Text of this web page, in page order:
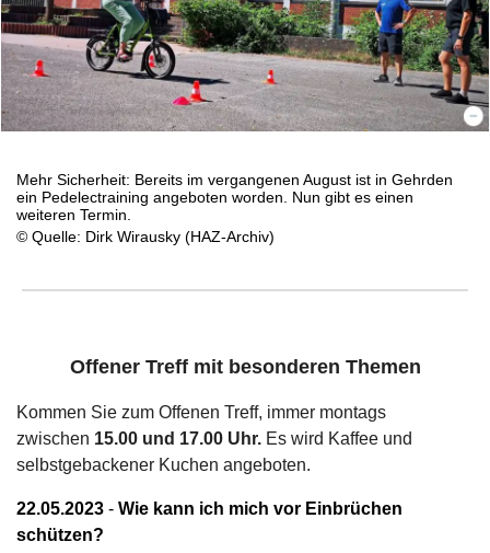
Mehr Sicherheit: Bereits im vergangenen August ist in Gehrden
ein Pedelectraining angeboten worden. Nun gibt es einen
weiteren Termin.
© Quelle: Dirk Wirausky (HAZ-Archiv)
Offener Treff mit besonderen Themen
Kommen Sie zum Offenen Treff, immer montags
zwischen 15.00 und 17.00 Uhr. Es wird Kaffee und
selbstgebackener Kuchen angeboten.
22.05.2023 - Wie kann ich mich vor Einbrüchen
schützen?